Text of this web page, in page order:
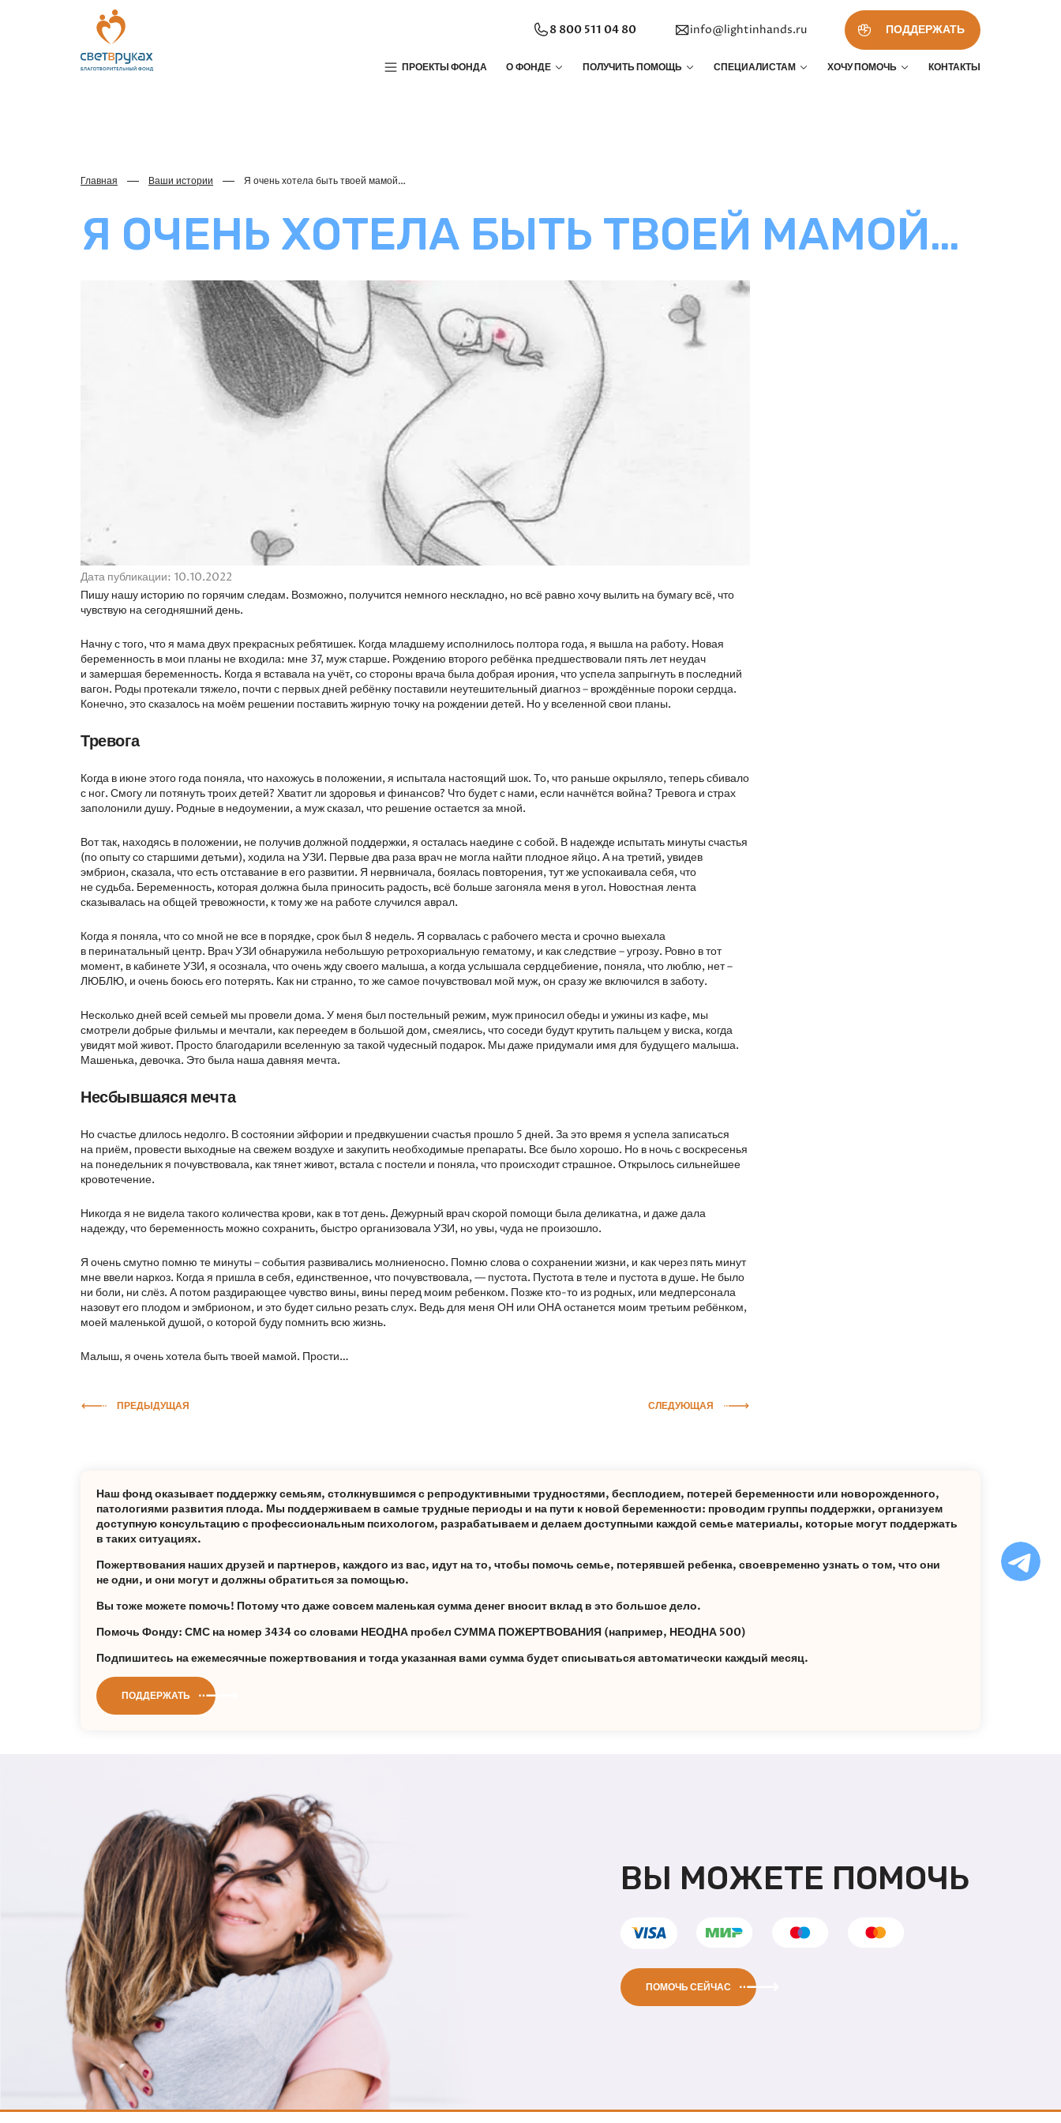
8 800 511 04 80 info@lightinhands.ru ПОДДЕРЖАТЬ
ПРОЕКТЫ ФОНДА О ФОНДЕ ПОЛУЧИТЬ ПОМОЩЬ СПЕЦИАЛИСТАМ ХОЧУ ПОМОЧЬ КОНТАКТЫ
Главная Ваши истории Я очень хотела быть твоей мамой…
Я ОЧЕНЬ ХОТЕЛА БЫТЬ ТВОЕЙ МАМОЙ…
Дата публикации: 10.10.2022
Пишу нашу историю по горячим следам. Возможно, получится немного нескладно, но всё равно хочу вылить на бумагу всё, что
чувствую на сегодняшний день.
Начну с того, что я мама двух прекрасных ребятишек. Когда младшему исполнилось полтора года, я вышла на работу. Новая
беременность в мои планы не входила: мне 37, муж старше. Рождению второго ребёнка предшествовали пять лет неудач
и замершая беременность. Когда я вставала на учёт, со стороны врача была добрая ирония, что успела запрыгнуть в последний
вагон. Роды протекали тяжело, почти с первых дней ребёнку поставили неутешительный диагноз – врождённые пороки сердца.
Конечно, это сказалось на моём решении поставить жирную точку на рождении детей. Но у вселенной свои планы.
Тревога
Когда в июне этого года поняла, что нахожусь в положении, я испытала настоящий шок. То, что раньше окрыляло, теперь сбивало
с ног. Смогу ли потянуть троих детей? Хватит ли здоровья и финансов? Что будет с нами, если начнётся война? Тревога и страх
заполонили душу. Родные в недоумении, а муж сказал, что решение остается за мной.
Вот так, находясь в положении, не получив должной поддержки, я осталась наедине с собой. В надежде испытать минуты счастья
(по опыту со старшими детьми), ходила на УЗИ. Первые два раза врач не могла найти плодное яйцо. А на третий, увидев
эмбрион, сказала, что есть отставание в его развитии. Я нервничала, боялась повторения, тут же успокаивала себя, что
не судьба. Беременность, которая должна была приносить радость, всё больше загоняла меня в угол. Новостная лента
сказывалась на общей тревожности, к тому же на работе случился аврал.
Когда я поняла, что со мной не все в порядке, срок был 8 недель. Я сорвалась с рабочего места и срочно выехала
в перинатальный центр. Врач УЗИ обнаружила небольшую ретрохориальную гематому, и как следствие – угрозу. Ровно в тот
момент, в кабинете УЗИ, я осознала, что очень жду своего малыша, а когда услышала сердцебиение, поняла, что люблю, нет –
ЛЮБЛЮ, и очень боюсь его потерять. Как ни странно, то же самое почувствовал мой муж, он сразу же включился в заботу.
Несколько дней всей семьей мы провели дома. У меня был постельный режим, муж приносил обеды и ужины из кафе, мы
смотрели добрые фильмы и мечтали, как переедем в большой дом, смеялись, что соседи будут крутить пальцем у виска, когда
увидят мой живот. Просто благодарили вселенную за такой чудесный подарок. Мы даже придумали имя для будущего малыша.
Машенька, девочка. Это была наша давняя мечта.
Несбывшаяся мечта
Но счастье длилось недолго. В состоянии эйфории и предвкушении счастья прошло 5 дней. За это время я успела записаться
на приём, провести выходные на свежем воздухе и закупить необходимые препараты. Все было хорошо. Но в ночь с воскресенья
на понедельник я почувствовала, как тянет живот, встала с постели и поняла, что происходит страшное. Открылось сильнейшее
кровотечение.
Никогда я не видела такого количества крови, как в тот день. Дежурный врач скорой помощи была деликатна, и даже дала
надежду, что беременность можно сохранить, быстро организовала УЗИ, но увы, чуда не произошло.
Я очень смутно помню те минуты – события развивались молниеносно. Помню слова о сохранении жизни, и как через пять минут
мне ввели наркоз. Когда я пришла в себя, единственное, что почувствовала, — пустота. Пустота в теле и пустота в душе. Не было
ни боли, ни слёз. А потом раздирающее чувство вины, вины перед моим ребенком. Позже кто-то из родных, или медперсонала
назовут его плодом и эмбрионом, и это будет сильно резать слух. Ведь для меня ОН или ОНА останется моим третьим ребёнком,
моей маленькой душой, о которой буду помнить всю жизнь.
Малыш, я очень хотела быть твоей мамой. Прости…
ПРЕДЫДУЩАЯ СЛЕДУЮЩАЯ
Наш фонд оказывает поддержку семьям, столкнувшимся с репродуктивными трудностями, бесплодием, потерей беременности или новорожденного,
патологиями развития плода. Мы поддерживаем в самые трудные периоды и на пути к новой беременности: проводим группы поддержки, организуем
доступную консультацию с профессиональным психологом, разрабатываем и делаем доступными каждой семье материалы, которые могут поддержать
в таких ситуациях.
Пожертвования наших друзей и партнеров, каждого из вас, идут на то, чтобы помочь семье, потерявшей ребенка, своевременно узнать о том, что они
не одни, и они могут и должны обратиться за помощью.
Вы тоже можете помочь! Потому что даже совсем маленькая сумма денег вносит вклад в это большое дело.
Помочь Фонду: СМС на номер 3434 со словами НЕОДНА пробел СУММА ПОЖЕРТВОВАНИЯ (например, НЕОДНА 500)
Подпишитесь на ежемесячные пожертвования и тогда указанная вами сумма будет списываться автоматически каждый месяц.
ПОДДЕРЖАТЬ
ВЫ МОЖЕТЕ ПОМОЧЬ
ПОМОЧЬ СЕЙЧАС